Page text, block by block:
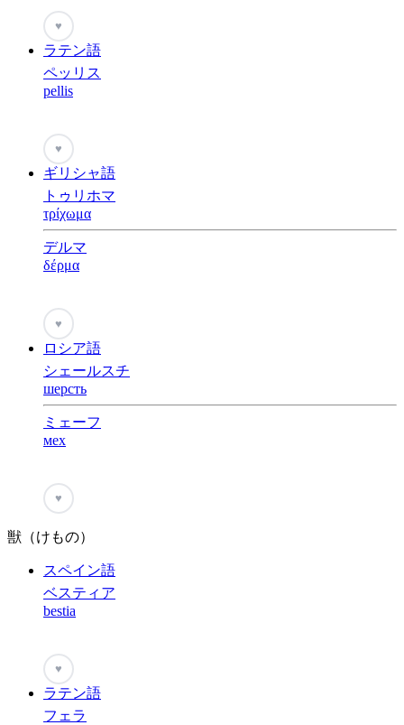
♥
ラテン語
ペッリス
pellis
♥
ギリシャ語
トゥリホマ
τρίχωμα
デルマ
δέρμα
♥
ロシア語
シェールスチ
шерсть
ミェーフ
мех
♥
獣（けもの）
スペイン語
ベスティア
bestia
♥
ラテン語
フェラ